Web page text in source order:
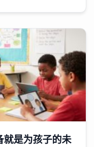
就是为孩子的未